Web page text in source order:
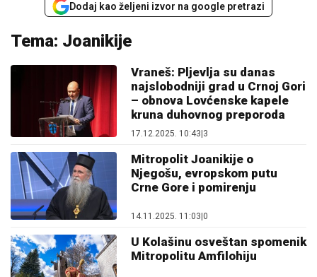
Dodaj kao željeni izvor na google pretrazi
Tema: Joanikije
Vraneš: Pljevlja su danas
najslobodniji grad u Crnoj Gori
– obnova Lovćenske kapele
kruna duhovnog preporoda
17.12.2025. 10:43|3
Mitropolit Joanikije o
Njegošu, evropskom putu
Crne Gore i pomirenju
14.11.2025. 11:03 0
U Kolašinu osveštan spomenik
Mitropolitu Amfilohiju